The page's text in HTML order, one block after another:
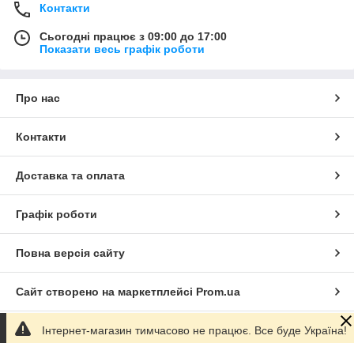
Контакти
Сьогодні працює з 09:00 до 17:00
Показати весь графік роботи
Про нас
Контакти
Доставка та оплата
Графік роботи
Повна версія сайту
Сайт створено на маркетплейсі Prom.ua
Політика конфіденційності
Інтернет-магазин тимчасово не працює. Все буде Україна!